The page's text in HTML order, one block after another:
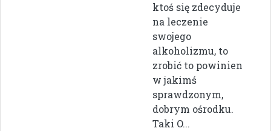
ktoś się zdecyduje
na leczenie
swojego
alkoholizmu, to
zrobić to powinien
w jakimś
sprawdzonym,
dobrym ośrodku.
Taki O...